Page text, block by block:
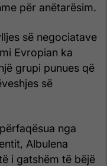
për anëtarësim.
së negociatave
Evropian ka
grupi punues që
së
nga
Albulena
i gatshëm të bëjë